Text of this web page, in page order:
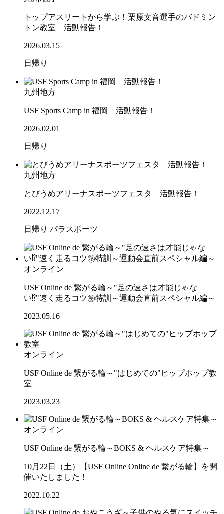
トップアスリートから学ぶ！栗原文音選手のバドミン
トン教室 活動報告！
2026.03.15
日帰り
九州地方
USF Sports Camp in 福岡 活動報告！
2026.02.01
日帰り
九州地方
とびうめアリーナスポーツフェスタ 活動報告！
2022.12.17
日帰り パラスポーツ
オンライン
USF Online de 繋がる輪～"足の速さは才能じゃな
い⁉"速く走るコツ㊙特訓～運動会直前スペシャル編～
2023.05.16
オンライン
USF Online de 繋がる輪～"はじめての"ヒップホップ教
室
2023.03.23
オンライン
USF Online de 繋がる輪～BOKS & ヘルスケア特集～
10月22日（土）【USF Online Online de 繋がる輪】を開
催いたしました！
2022.10.22